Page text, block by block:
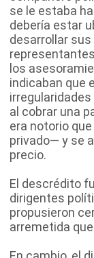
se le estaba
debería estar
desarrollar
los
indicaban que
al cobrar una
era notorio
privado— y se
precio.
El descrédito
dirigentes
propusieron
arremetida